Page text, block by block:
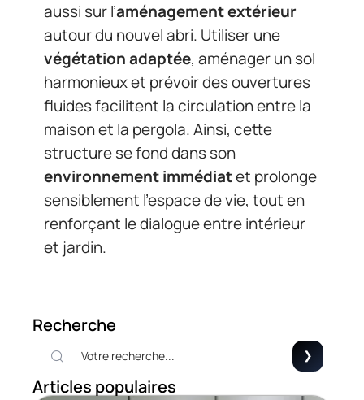
aussi sur l’aménagement extérieur
autour du nouvel abri. Utiliser une
végétation adaptée, aménager un sol
harmonieux et prévoir des ouvertures
fluides facilitent la circulation entre la
maison et la pergola. Ainsi, cette
structure se fond dans son
environnement immédiatet prolonge
sensiblement l’espace de vie, tout en
renforçant le dialogue entre intérieur
et jardin.
Recherche
Articles populaires